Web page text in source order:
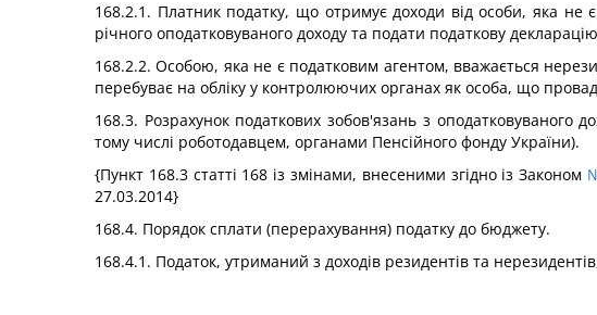
168.2.1. Платник податку, що отримує доходи від особи, яка не
річного оподатковуваного доходу та подати податкову
168.2.2. Особою, яка не є податковим агентом, вважається
перебуває на обліку у контролюючих органах як особа, що
168.3. Розрахунок податкових зобов'язань з оподатковуваного
тому числі роботодавцем, органами Пенсійного фонду України).
{Пункт 168.3 статті 168 із змінами, внесеними згідно із Законом
27.03.2014}
168.4. Порядок сплати (перерахування) податку до бюджету.
168.4.1. Податок, утриманий з доходів резидентів та